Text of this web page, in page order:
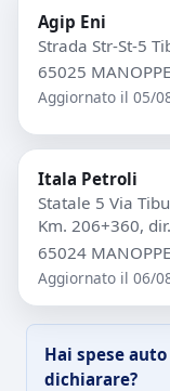
Agip Eni
Strada Str-St-5
65025
Aggiornato il 05/
Itala Petroli
Statale 5 Via
Km. 206+360, dir.
65024
Aggiornato il 06/
Hai spese
dichiarare?